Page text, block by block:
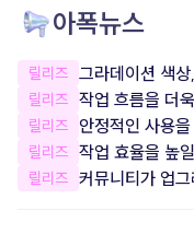
여러 레이어를 더욱 편리
관리할 수 있습니다. 📌 음악 재생 옵션이
더욱 다양해졌어요. 음악이 재생되는 구간과
볼륨을 원하는 대로 설
옵션을 개선했어요. 콘텐츠의 분위기와
장면에 맞게 음악을 조
높은 콘텐츠를 제작해 보세요.
안정성을 개선했어요. 더욱 안정적으로
아폭뉴스
릴리즈 그라데이션 색
잡았어요!
릴리즈 작업 흐름을 더
높일 수 있도록
릴리즈 안정적인 사용
릴리즈 작업 효율을 높
개선했어요.
릴리즈 커뮤니티가 업